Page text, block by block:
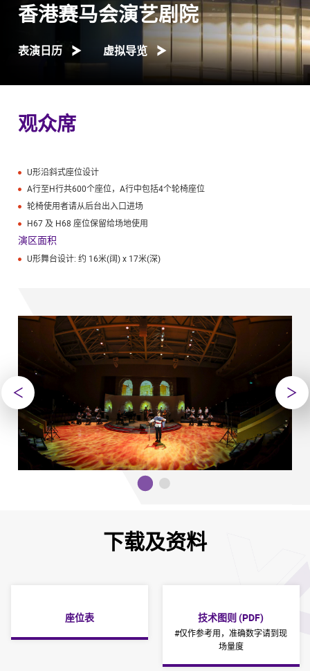
香港赛马会演艺剧院
表演日历 虚拟导览
观众席
U形沿斜式座位设计
A行至H行共600个座位，A行中包括4个轮椅座位
轮椅使用者请从后台出入口进场
H67 及 H68 座位保留给场地使用
演区面积
U形舞台设计: 约 16米(阔) x 17米(深)
下载及资料
座位表 技术图则 (PDF)
#仅作参考用，准确数字请到现
场量度